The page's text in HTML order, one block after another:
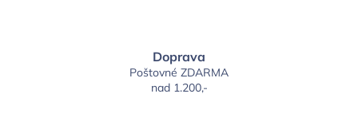
Doprava
Poštovné ZDARMA
nad 1.200,-